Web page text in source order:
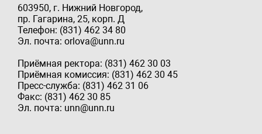
603950, г. Нижний Новгород,
пр. Гагарина, 25, корп. Д
Телефон: (831) 462 34 80
Эл. почта: orlova@unn.ru
Приёмная ректора: (831) 462 30 03
Приёмная комиссия: (831) 462 30 45
Пресс-служба: (831) 462 31 06
Факс: (831) 462 30 85
Эл. почта: unn@unn.ru